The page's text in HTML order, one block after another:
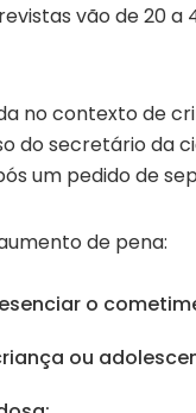
vão de 20
no contexto de
do secretário da
um pedido de
de pena:
o
ou